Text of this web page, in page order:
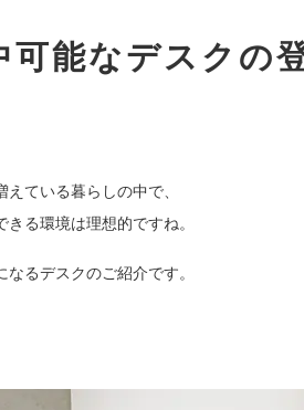
能なデスクの
ている暮らしの中で、
る環境は理想的ですね。
るデスクのご紹介です。